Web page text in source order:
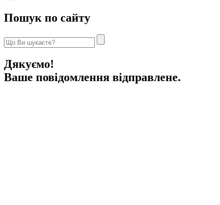
Пошук по сайту
Дякуємо!
Ваше повідомлення відправлене.